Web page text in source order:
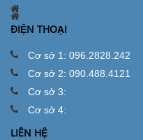
ĐIỆN THOẠI
Cơ sở 1: 096.2828.242
Cơ sở 2: 090.488.4121
Cơ sở 3:
Cơ sở 4:
LIÊN HỆ